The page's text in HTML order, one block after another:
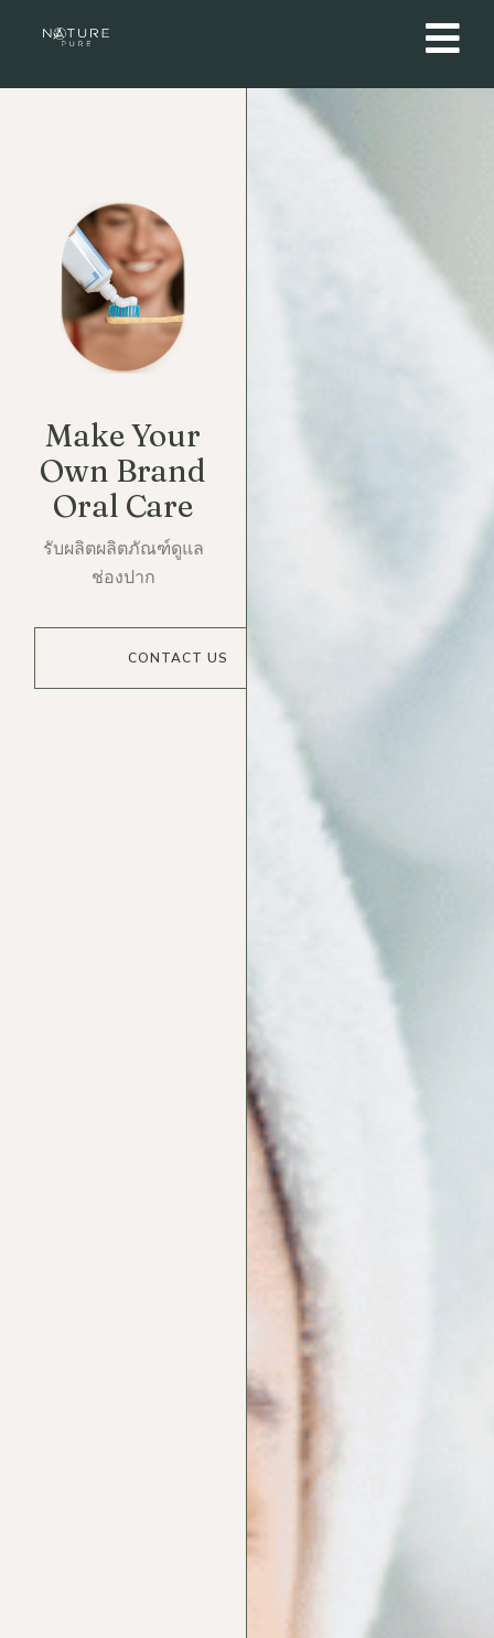
Make Your
Own Brand
Oral Care
รับผลิตผลิตภัณฑ์ดูแล
ช่องปาก
CONTACT US